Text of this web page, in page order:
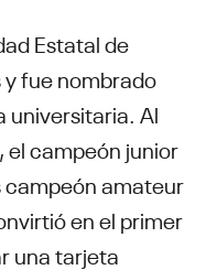
Estatal de
y fue nombrado
universitaria. Al
campeón junior
campeón amateur
en el primer
una tarjeta